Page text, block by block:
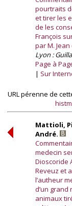
pourtraits
et tirer les
de les
François
par M.
Lyon :
Page à
Sur
URL pérenne de
Mattioli,
André.
medecin
Dioscoride
Reveuz et
l’autheur
d’un
animaux